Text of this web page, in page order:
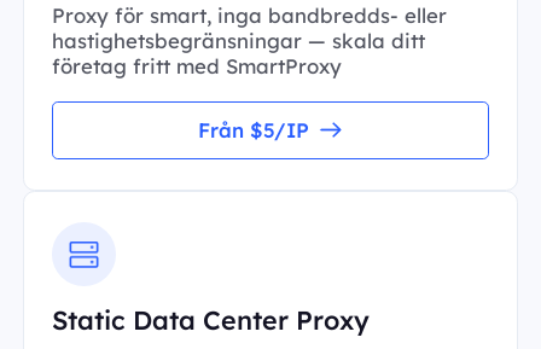
Proxy för smart, inga bandbredds- eller
hastighetsbegränsningar — skala ditt
företag fritt med SmartProxy
Från $5/IP
Static Data Center Proxy